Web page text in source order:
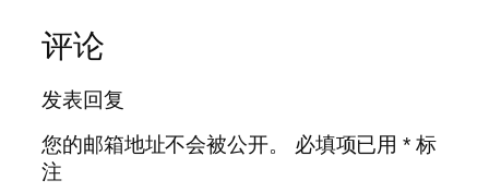
评论
发表回复
您的邮箱地址不会被公开。
必填项已用* 标
注